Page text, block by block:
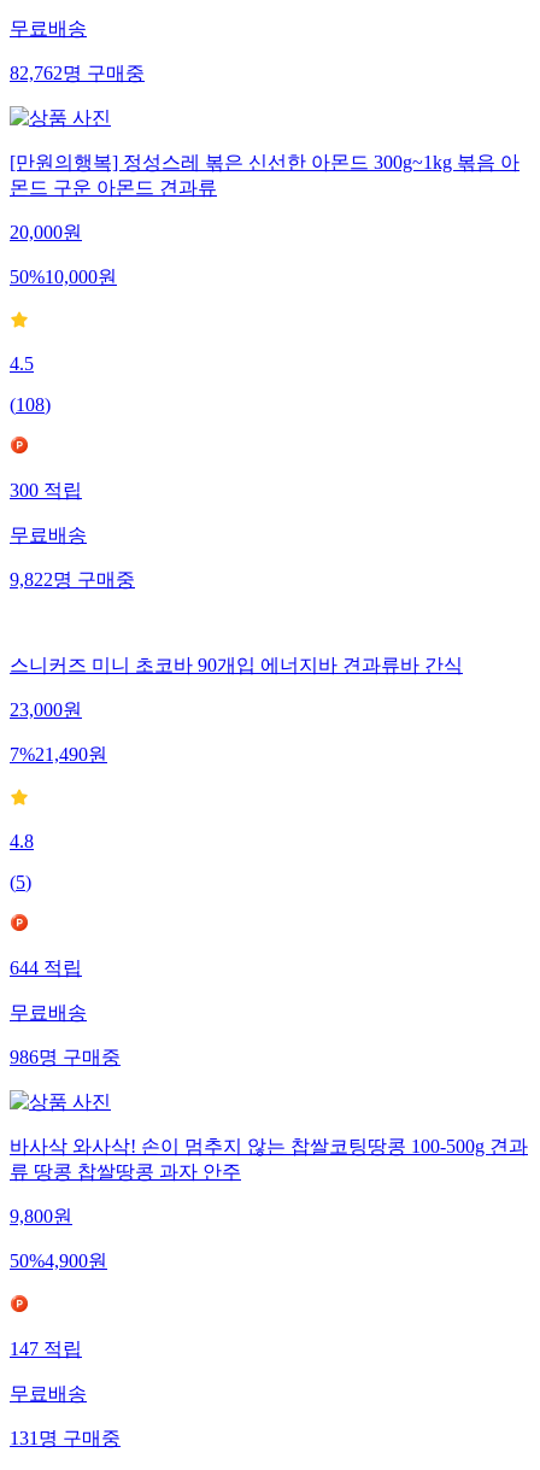
무료배송
82,762명구매중
[만원의행복] 정성스레 볶은 신선한 아몬드 300g~1kg 볶음 아
몬드 구운 아몬드 견과류
20,000원
50%10,000원
4.5
(108)
300적립
무료배송
9,822명구매중
스니커즈 미니 초코바 90개입 에너지바 견과류바 간식
23,000원
7%21,490원
4.8
(5)
644적립
무료배송
986명구매중
바사삭 와사삭! 손이 멈추지 않는 찹쌀코팅땅콩 100-500g 견과
류 땅콩 찹쌀땅콩 과자 안주
9,800원
50%4,900원
147적립
무료배송
131명구매중